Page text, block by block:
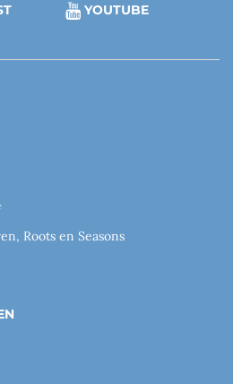
YOUTUBE
Roots en Seasons